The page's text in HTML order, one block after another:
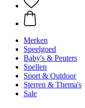
Merken
Speelgoed
Baby's & Peuters
Spellen
Sport & Outdoor
Sterren & Thema's
Sale